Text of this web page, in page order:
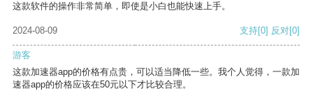
这款软件的操作非常简单，即使是小白也能快速上手。
2024-08-09 支持[0] 反对[0]
游客
这款加速器app的价格有点贵，可以适当降低一些。我个人觉得，一款加
速器app的价格应该在50元以下才比较合理。